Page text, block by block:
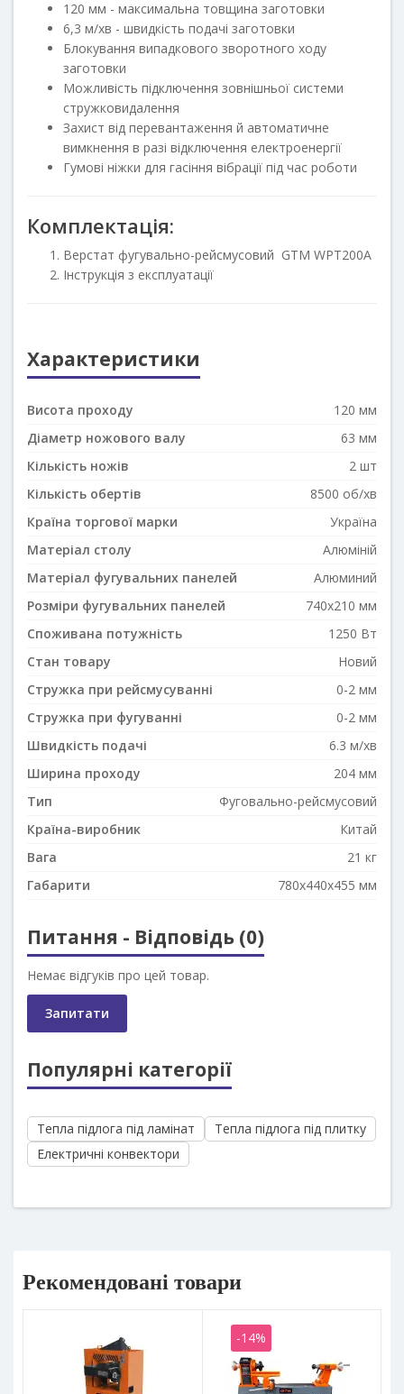
120 мм - максимальна товщина заготовки
6,3 м/хв - швидкість подачі заготовки
Блокування випадкового зворотного ходу
заготовки
Можливість підключення зовнішньої системи
стружковидалення
Захист від перевантаження й автоматичне
вимкнення в разі відключення електроенергії
Гумові ніжки для гасіння вібрації під час роботи
Комплектація:
Верстат фугувально-рейсмусовий GTM WPT200A
Інструкція з експлуатації
Характеристики
Висота проходу
120 мм
Діаметр ножового валу
63 мм
Кількість ножів
2 шт
Кількість обертів
8500 об/хв
Країна торгової марки
Україна
Матеріал столу
Алюміній
Матеріал фугувальних панелей
Алюминий
Розміри фугувальних панелей
740x210 мм
Споживана потужність
1250 Вт
Стан товару
Новий
Стружка при рейсмусуванні
0-2 мм
Стружка при фугуванні
0-2 мм
Швидкість подачі
6.3 м/хв
Ширина проходу
204 мм
Тип
Фуговально-рейсмусовий
Країна-виробник
Китай
Вага
21 кг
Габарити
780x440x455 мм
Питання - Відповідь (0)
Немає відгуків про цей товар.
Запитати
Популярні категорії
Тепла підлога під ламінат
Тепла підлога під плитку
Електричні конвектори
Рекомендовані товари
-14%